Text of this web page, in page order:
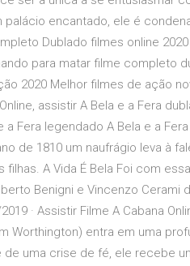
palácio encantado, ele é
Dublado filmes online
para matar filme completo
2020 Melhor filmes de ação
assistir A Bela e a Fera
Fera legendado A Bela e a
de 1810 um naufrágio leva à
filhas. A Vida É Bela Foi com
Benigni e Vincenzo Cerami
· Assistir Filme A Cabana
Worthington) entra em uma
uma crise de fé, ele recebe